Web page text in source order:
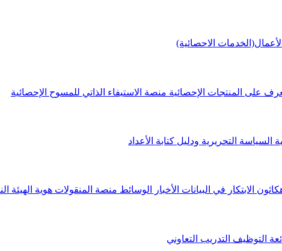
الاحصائية)
على المنتجات الإحصائية منصة الاستيفاء الذاتي للمسوح الإحصائية
السياسة التحريرية ودليل كتابة الأعداد
الابتكار في البيانات الأخبار الوسائط منصة المنقولات هوية الهيئة
التوظيف التدريب التعاوني